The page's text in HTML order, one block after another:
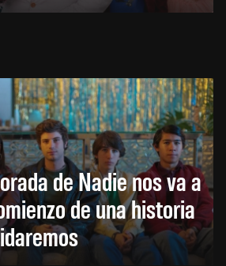
de Nadie nos va a
de una historia